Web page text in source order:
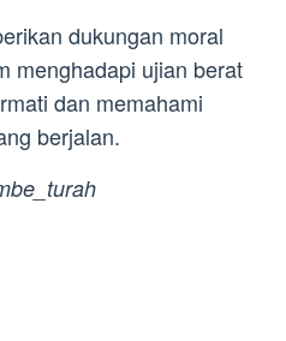
dukungan moral
menghadapi ujian berat
dan memahami
berjalan.